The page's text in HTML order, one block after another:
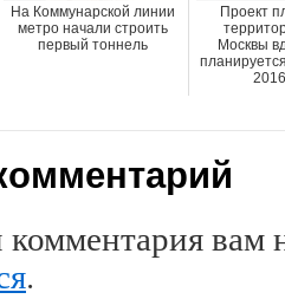
На Коммунарской линии
метро начали строить
первый тоннель
Проект
Москвы
вам
.